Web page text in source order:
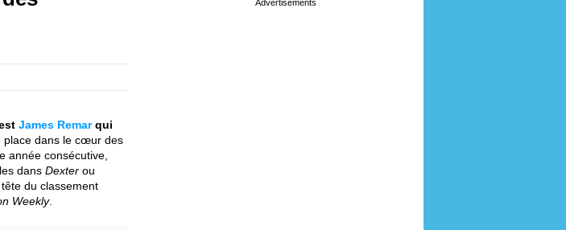
James Remarqui
place dans le cœur des
année consécutive,
dans Dexter ou
du classement
Weekly.